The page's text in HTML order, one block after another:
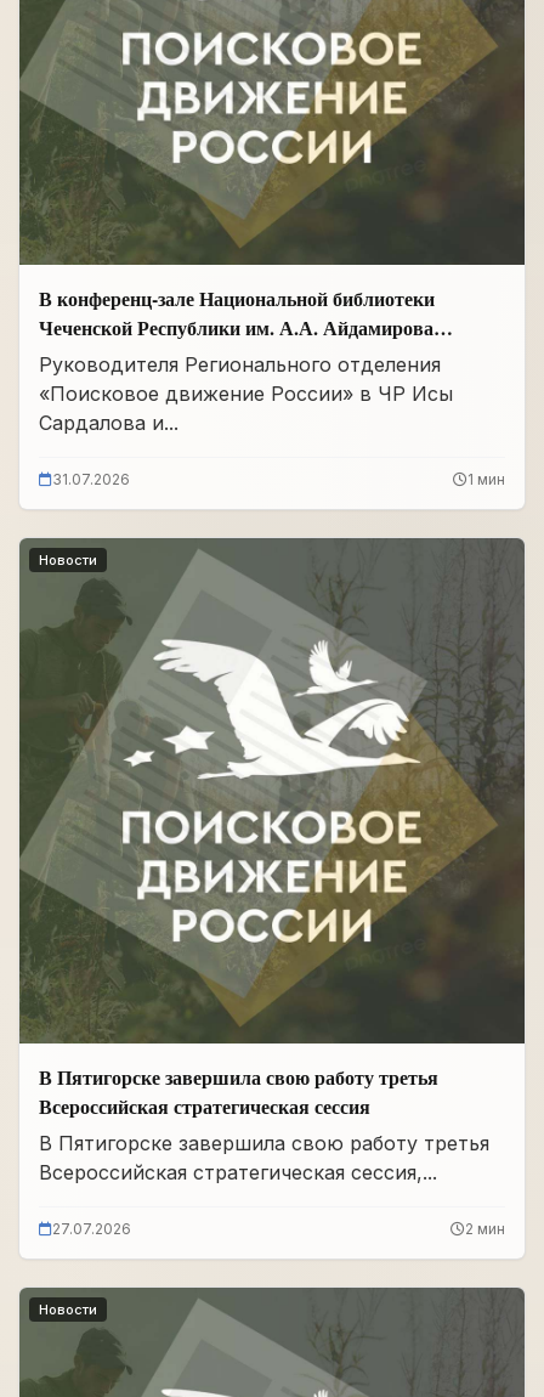
В конференц-зале Национальной библиотеки
Чеченской Республики им. А.А. Айдамирова
прошло заседание
Руководителя Регионального отделения
«Поисковое движение России» в ЧР Исы
Сардалова и...
31.07.2026 1 мин
Новости
В Пятигорске завершила свою работу третья
Всероссийская стратегическая сессия
В Пятигорске завершила свою работу третья
Всероссийская стратегическая сессия,...
27.07.2026 2 мин
Новости